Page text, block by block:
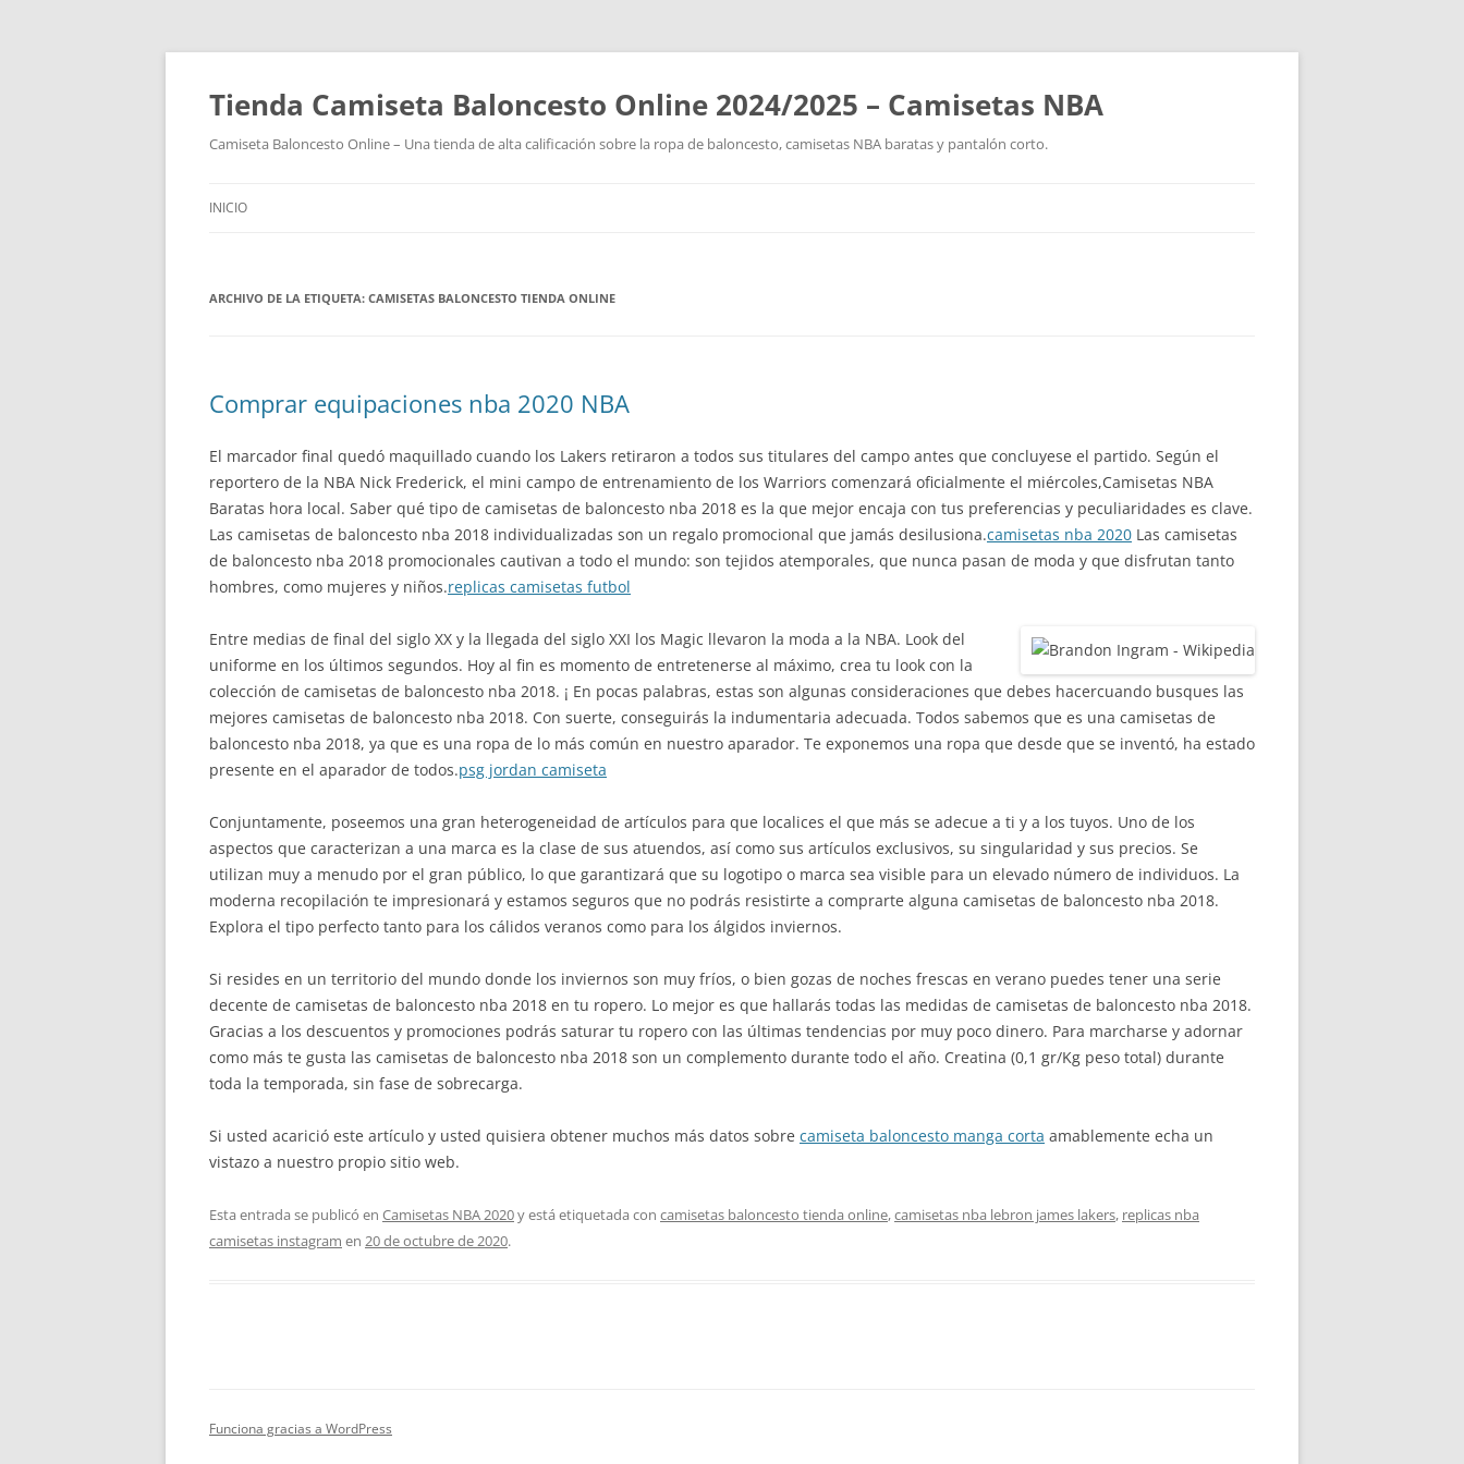
Tienda Camiseta Baloncesto Online 2024/2025 – Camisetas NBA
Camiseta Baloncesto Online – Una tienda de alta calificación sobre la ropa de baloncesto, camisetas NBA baratas y pantalón corto.
INICIO
ARCHIVO DE LA ETIQUETA: CAMISETAS BALONCESTO TIENDA ONLINE
Comprar equipaciones nba 2020 NBA
El marcador final quedó maquillado cuando los Lakers retiraron a todos sus titulares del campo antes que concluyese el partido. Según el
reportero de la NBA Nick Frederick, el mini campo de entrenamiento de los Warriors comenzará oficialmente el miércoles,Camisetas NBA
Baratas hora local. Saber qué tipo de camisetas de baloncesto nba 2018 es la que mejor encaja con tus preferencias y peculiaridades es clave.
Las camisetas de baloncesto nba 2018 individualizadas son un regalo promocional que jamás desilusiona.camisetas nba 2020 Las camisetas
de baloncesto nba 2018 promocionales cautivan a todo el mundo: son tejidos atemporales, que nunca pasan de moda y que disfrutan tanto
hombres, como mujeres y niños.replicas camisetas futbol
Entre medias de final del siglo XX y la llegada del siglo XXI los Magic llevaron la moda a la NBA. Look del
uniforme en los últimos segundos. Hoy al fin es momento de entretenerse al máximo, crea tu look con la
colección de camisetas de baloncesto nba 2018. ¡ En pocas palabras, estas son algunas consideraciones que debes hacercuando busques las
mejores camisetas de baloncesto nba 2018. Con suerte, conseguirás la indumentaria adecuada. Todos sabemos que es una camisetas de
baloncesto nba 2018, ya que es una ropa de lo más común en nuestro aparador. Te exponemos una ropa que desde que se inventó, ha estado
presente en el aparador de todos.psg jordan camiseta
Conjuntamente, poseemos una gran heterogeneidad de artículos para que localices el que más se adecue a ti y a los tuyos. Uno de los
aspectos que caracterizan a una marca es la clase de sus atuendos, así como sus artículos exclusivos, su singularidad y sus precios. Se
utilizan muy a menudo por el gran público, lo que garantizará que su logotipo o marca sea visible para un elevado número de individuos. La
moderna recopilación te impresionará y estamos seguros que no podrás resistirte a comprarte alguna camisetas de baloncesto nba 2018.
Explora el tipo perfecto tanto para los cálidos veranos como para los álgidos inviernos.
Si resides en un territorio del mundo donde los inviernos son muy fríos, o bien gozas de noches frescas en verano puedes tener una serie
decente de camisetas de baloncesto nba 2018 en tu ropero. Lo mejor es que hallarás todas las medidas de camisetas de baloncesto nba 2018.
Gracias a los descuentos y promociones podrás saturar tu ropero con las últimas tendencias por muy poco dinero. Para marcharse y adornar
como más te gusta las camisetas de baloncesto nba 2018 son un complemento durante todo el año. Creatina (0,1 gr/Kg peso total) durante
toda la temporada, sin fase de sobrecarga.
Si usted acarició este artículo y usted quisiera obtener muchos más datos sobre camiseta baloncesto manga corta amablemente echa un
vistazo a nuestro propio sitio web.
Esta entrada se publicó en Camisetas NBA 2020y está etiquetada con camisetas baloncesto tienda online,camisetas nba lebron james lakers, replicas nba
camisetas instagram en 20 de octubre de 2020.
Funciona gracias a WordPress